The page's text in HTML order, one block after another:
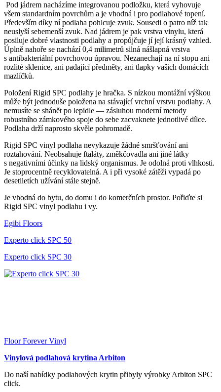
Pod jádrem nacházíme integrovanou podložku, která vyhovuje
všem standardním povrchům a je vhodná i pro podlahové topení.
Především díky ní podlaha pohlcuje zvuk. Sousedi o patro níž tak
neuslyší sebemenší zvuk. Nad jádrem je pak vrstva vinylu, která
posiluje dobré vlastnosti podlahy a propůjčuje jí její krásný vzhled.
Úplně nahoře se nachází 0,4 milimetrů silná nášlapná vrstva
s antibakteriální povrchovou úpravou. Nezanechají na ní stopu ani
rozlité sklenice, ani padající předměty, ani tlapky vašich domácích
mazlíčků.
Položení Rigid SPC podlahy je hračka. S nízkou montážní výškou
může být jednoduše položena na stávající vrchní vrstvu podlahy. A
nemusíte se shánět po lepidle — zásluhou moderní metody
robustního zámkového spoje do sebe zacvaknete jednotlivé dílce.
Podlaha drží naprosto skvěle pohromadě.
Rigid SPC vinyl podlaha nevykazuje žádné smršťování ani
roztahování. Neobsahuje ftaláty, změkčovadla ani jiné látky
s negativními účinky na lidský organismus. Je odolná proti vlhkosti.
Je stoprocentně recyklovatelná. A i při vysoké zátěži vypadá po
desetiletích užívání stále stejně.
Je vhodná do bytu, do domu i do komerčních prostor. Pořiďte si
Rigid SPC vinyl podlahu i vy.
Egibi Floors
Experto click SPC 50
Experto click SPC 30
Floor Forever Vinyl
Vinylová podlahová krytina Arbiton
Do naší nabídky podlahových krytin přibyly výrobky Arbiton SPC
click.